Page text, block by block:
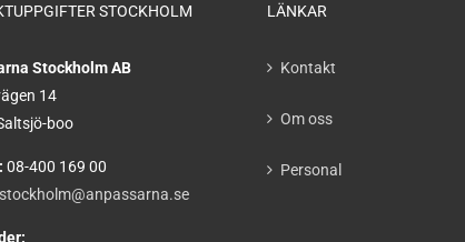
STOCKHOLM
Stockholm AB
14
boo
08-400 169 00
stockholm@anpassarna.se
LÄNKAR
Kontakt
Om oss
Personal